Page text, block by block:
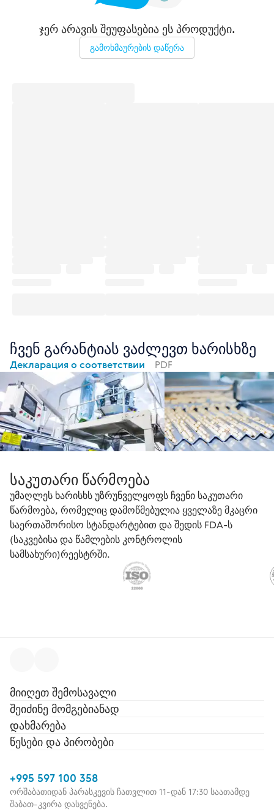
ჯერ არავის შეუფასებია ეს პროდუქტი.
გამოხმაურების დაწერა
ჩვენ გარანტიას ვაძლევთ ხარისხზე
Декларация о соответствии PDF
საკუთარი წარმოება
უმაღლეს ხარისხს უზრუნველყოფს ჩვენი საკუთარი
წარმოება, რომელიც დამოწმებულია ყველაზე მკაცრი
საერთაშორისო სტანდარტებით და შედის FDA-ს
(საკვებისა და წამლების კონტროლის
სამსახური)რეესტრში.
მიიღეთ შემოსავალი
შეიძინე მომგებიანად
დახმარება
წესები და პირობები
+995 597 100 358
ორშაბათიდან პარასკევის ჩათვლით 11-დან 17:30 საათამდე
შაბათ-კვირა დასვენება.